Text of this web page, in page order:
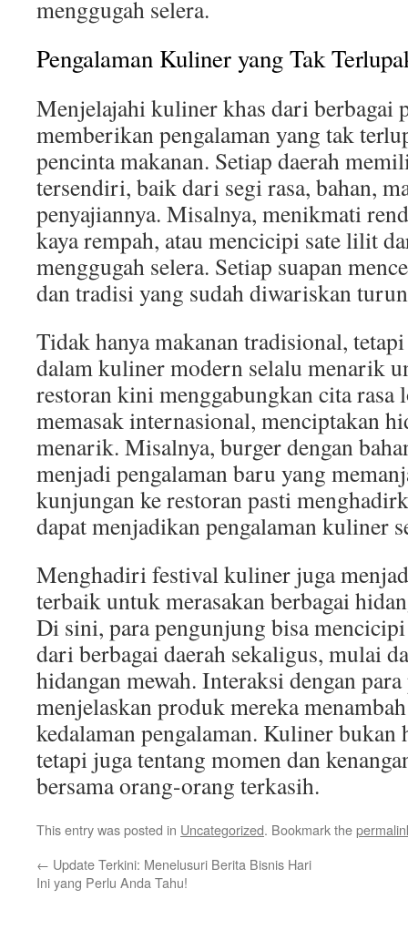
menggugah selera.
Pengalaman Kuliner yang Tak
Menjelajahi kuliner khas dari berbagai
memberikan pengalaman yang tak
pencinta makanan. Setiap daerah
tersendiri, baik dari segi rasa, bahan,
penyajiannya. Misalnya, menikmati
kaya rempah, atau mencicipi sate lilit
menggugah selera. Setiap suapan
dan tradisi yang sudah diwariskan
Tidak hanya makanan tradisional,
dalam kuliner modern selalu menarik
restoran kini menggabungkan cita rasa
memasak internasional, menciptakan
menarik. Misalnya, burger dengan
menjadi pengalaman baru yang
kunjungan ke restoran pasti
dapat menjadikan pengalaman kuliner
Menghadiri festival kuliner juga
terbaik untuk merasakan berbagai
Di sini, para pengunjung bisa
dari berbagai daerah sekaligus, mulai
hidangan mewah. Interaksi dengan
menjelaskan produk mereka
kedalaman pengalaman. Kuliner bukan
tetapi juga tentang momen dan
bersama orang-orang terkasih.
This entry was posted in Uncategorized. Bookmark the
← Update Terkini: Menelusuri Berita Bisnis Hari
Ini yang Perlu Anda Tahu!